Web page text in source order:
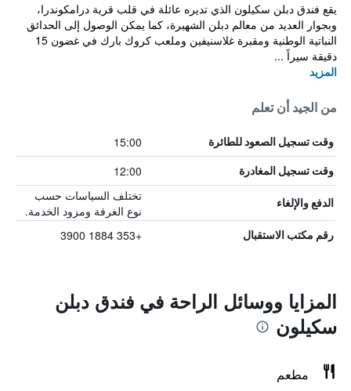
يقع فندق دبلن سكيلون الذي تديره عائلة في قلب قرية درامكوندرا،
وبجوار العديد من معالم دبلن الشهيرة، كما يمكن الوصول إلى الحدائق
النباتية الوطنية ومقبرة غلاسنيفين وملعب كروك بارك في غضون 15
دقيقة سيراً ...
المزيد
من الجيد أن تعلم
وقت تسجيل الصعود للطائرة 15:00
وقت تسجيل المغادرة 12:00
الدفع والإلغاء
تختلف السياسات حسب
نوع الغرفة ومزود الخدمة.
رقم مكتب الاستقبال +353 1884 3900
المزايا ووسائل الراحة في فندق دبلن
سكيلون
مطعم